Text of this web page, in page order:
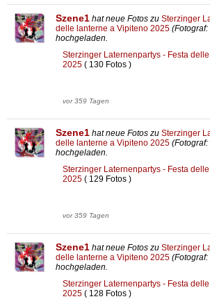
Szene1 hat neue Fotos zu Sterzinger
delle lanterne a Vipiteno 2025 (Fotograf:
hochgeladen.
Sterzinger Laternenpartys - Festa
2025 ( 130 Fotos )
vor 359 Tagen
Szene1 hat neue Fotos zu Sterzinger
delle lanterne a Vipiteno 2025 (Fotograf:
hochgeladen.
Sterzinger Laternenpartys - Festa
2025 ( 129 Fotos )
vor 359 Tagen
Szene1 hat neue Fotos zu Sterzinger
delle lanterne a Vipiteno 2025 (Fotograf:
hochgeladen.
Sterzinger Laternenpartys - Festa
2025 ( 128 Fotos )